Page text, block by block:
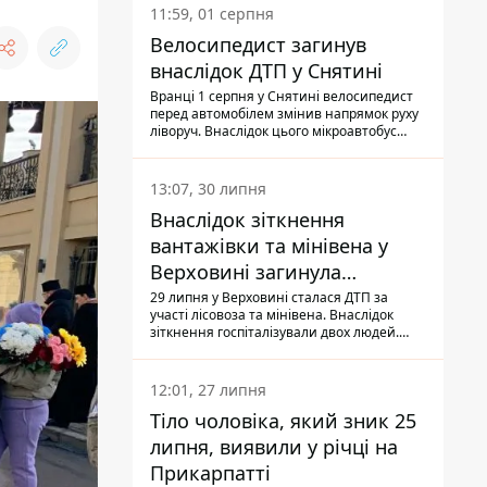
11:59, 01 серпня
Велосипедист загинув
внаслідок ДТП у Снятині
Вранці 1 серпня у Снятині велосипедист
перед автомобілем змінив напрямок руху
ліворуч. Внаслідок цього мікроавтобус
13:07, 30 липня
Внаслідок зіткнення
вантажівки та мінівена у
Верховині загинула
пасажирка, водійка - у
лікарні
29 липня у Верховині сталася ДТП за
участі лісовоза та мінівена. Внаслідок
зіткнення госпіталізували двох людей.
Також травми отримала водійка
автомобіля.
12:01, 27 липня
Тіло чоловіка, який зник 25
липня, виявили у річці на
Прикарпатті